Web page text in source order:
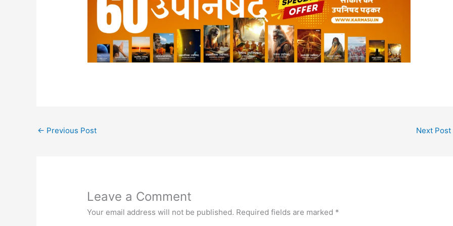
← Previous Post Next Post
Leave a Comment
Your email address will not be published. Required fields are marked *